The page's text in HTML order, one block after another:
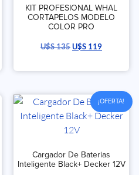
KIT PROFESIONAL WHAL
CORTAPELOS MODELO
COLOR PRO
U$S135U$S 119
¡OFERTA!
Cargador De Baterias
Inteligente Black+ Decker 12V